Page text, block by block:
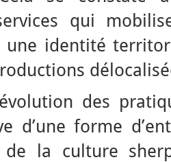
qui
une identité
des
d’une forme
la culture